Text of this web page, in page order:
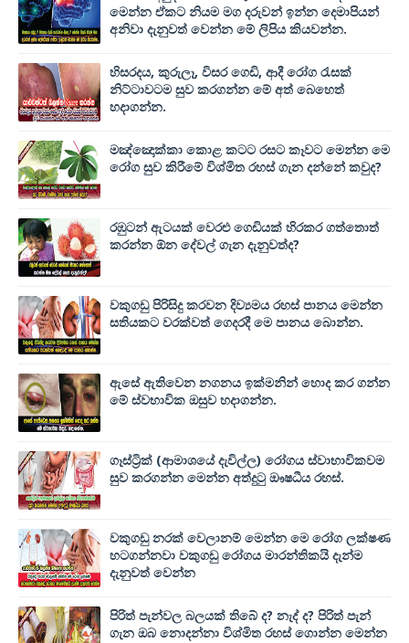
මෙන්න ඒකට නියම මග දරුවන් ඉන්න දෙමාපියන්
අනිවා දැනුවත් වෙන්න මේ ලිපිය කියවන්න.
හිසරදය, කුරුලෑ, විසර ගෙඩි, ආදී රෝග රැසක්
නිට්ටාවටම සුව කරගන්න මේ අත් බෙහෙත්
හදාගන්න.
මඤ්ඤොක්‌කා කොළ කටට රසට කෑවට මෙන්න මෙ
රෝග සුව කිරීමේ විශ්මිත රහස් ගැන දන්නේ කවුද?
රඹුටන් ඇටයක් වෙරළු ගෙඩියක් හිරකර ගත්තොත්
කරන්න ඕන දේවල් ගැන දැනුවත්ද?
වකුගඩු පිරිසිදු කරවන දිව්‍යමය රහස් පානය මෙන්න
සතියකට වරක්වත් ගෙදරදී මෙ පානය බොන්න.
ඇසේ ඇතිවෙන නගනය ඉක්මනින් හොද කර ගන්න
මේ ස්වභාවික ඔසුව හදාගන්න.
ගෑස්ට්‍රික් (ආමාශයේ දැවිල්ල) රෝගය ස්වාභාවිකවම
සුව කරගන්න මෙන්න අත්දුටු ඖෂධීය රහස්.
වකුගඩු නරක් වෙලානම් මෙන්න මෙ රෝග ලක්ෂණ
හටගන්නවා වකුගඩු රෝගය මාරන්තිකයි දැන්ම
දැනුවත් වෙන්න
පිරිත් පැන්වල බලයක් තිබේ ද? නැද් ද? පිරිත් පැන්
ගැන ඔබ නොදන්නා විශ්මිත රහස් ගොන්න මෙන්න